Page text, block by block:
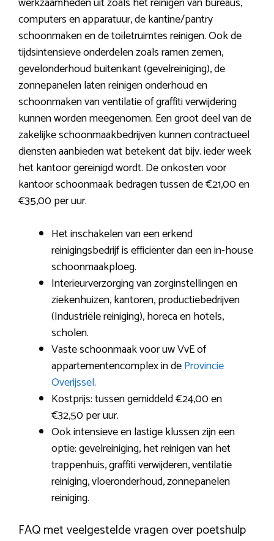
computers en apparatuur, de kantine/pantry
schoonmaken en de toiletruimtes reinigen. Ook de
tijdsintensieve onderdelen zoals ramen zemen,
gevelonderhoud buitenkant (gevelreiniging), de
zonnepanelen laten reinigen onderhoud en
schoonmaken van ventilatie of graffiti verwijdering
kunnen worden meegenomen. Een groot deel van de
zakelijke schoonmaakbedrijven kunnen contractueel
diensten aanbieden wat betekent dat bijv. ieder week
het kantoor gereinigd wordt. De onkosten voor
kantoor schoonmaak bedragen tussen de €21,00 en
€35,00 per uur.
Het inschakelen van een erkend
reinigingsbedrijf is efficiënter dan een in-house
schoonmaakploeg.
Interieurverzorging van zorginstellingen en
ziekenhuizen, kantoren, productiebedrijven
(Industriële reiniging), horeca en hotels,
scholen.
Vaste schoonmaak voor uw VvE of
appartementencomplex in deProvincie
Overijssel.
Kostprijs: tussen gemiddeld €24,00 en
€32,50 per uur.
Ook intensieve en lastige klussen zijn een
optie: gevelreiniging, het reinigen van het
trappenhuis, graffiti verwijderen, ventilatie
reiniging, vloeronderhoud, zonnepanelen
reiniging.
FAQ met veelgestelde vragen over poetshulp